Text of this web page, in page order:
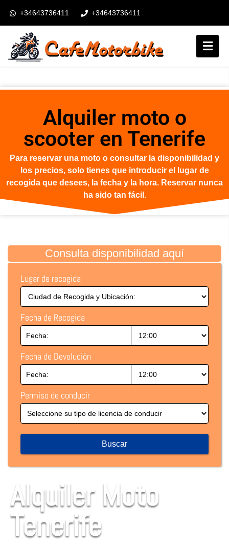
+34643736411 +34643736411
booking@cafemotorbike.com
Síganos:
Alquiler moto o
scooter en Tenerife
Para reservar una moto o consultar la disponibilidad y
los precios, solo tienes que introducir el lugar de
recogida que desees, la fecha y la hora. Reservar nunca
ha sido tan fácil.
Consulta disponibilidad aquí
Lugar de recogida
Fecha de Recogida
Fecha de Devolución
Permiso de conducir
Buscar
Alquiler Moto
Tenerife